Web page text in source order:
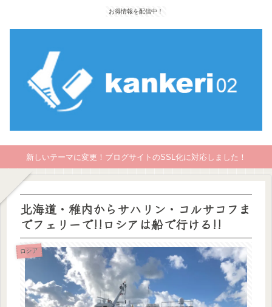
お得情報を配信中！
新しいテーマに変更！ブログサイトのSSL化に対応しました！
北海道・稚内からサハリン・コルサコフま
でフェリーで!!ロシアは船で行ける!!
ロシア